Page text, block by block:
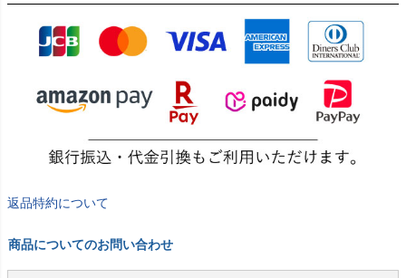
返品特約について
商品についてのお問い合わせ